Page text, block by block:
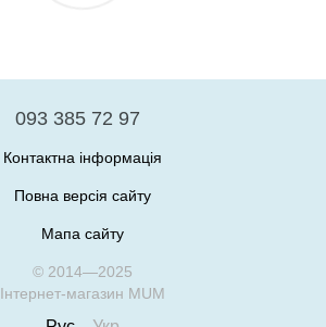
093 385 72 97
Контактна інформація
Повна версія сайту
Мапа сайту
© 2014—2025
Інтернет-магазин MUM